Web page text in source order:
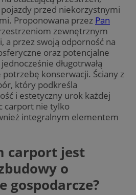
przed niekorzystnymi
Proponowana przez Pan
zewnętrznym
a przez swoją odporność na
oraz potencjalne
długotrwałą
konserwacji. Ściany z
który podkreśla
i estetyczny urok każdej
carport nie tylko
integralnym elementem
carport jest
o
gospodarcze?